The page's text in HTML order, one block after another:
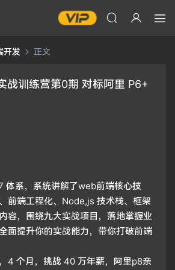
开发 正文
战训练营第0期 对标阿里 P6+
体系，系统讲解了web前端核心技
前端工程化、Node,js 技术栈、框架
容，围绕九大实战项目，落地掌握业
面提升你的实战能力，带你打破前端
4 个月，挑战 40 万年薪，阿里p8亲